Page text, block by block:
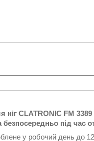
ніг CLATRONIC FM
під час
у робочий день до